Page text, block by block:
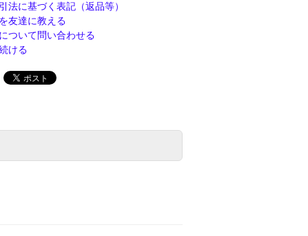
法に基づく表記（返品等）
友達に教える
ついて問い合わせる
ける